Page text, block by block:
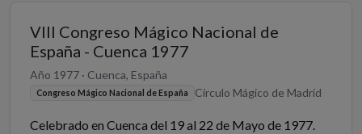
VIII Congreso Mágico Nacional de
España - Cuenca 1977
Año 1977 · Cuenca, España
Congreso Mágico Nacional de España Círculo Mágico de Madrid
Celebrado en Cuenca del 19 al 22 de Mayo de 1977.